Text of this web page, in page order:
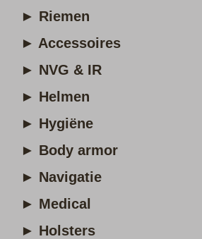
► Riemen
► Accessoires
► NVG & IR
► Helmen
► Hygiëne
► Body armor
► Navigatie
► Medical
► Holsters